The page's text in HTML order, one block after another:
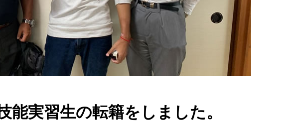
能実習生の転籍をしました。